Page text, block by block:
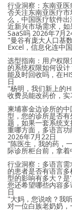
行业洞察：东南亚
否关注东南亚医疗
么，中国医疗软件
近新兴市场需求，
SaaS吗 2026年7月
"曼谷有庞大人口基
Excel，信息化连中
选型指南：用户权
的系统权限如何设
能及时回收吗，在
日
"杨明，我们新上的
收费员能改药价，
柬埔寨金边诊所的
型，您的诊所是否
题，如果一套系统
重哪方面，多语言
2026年7月22日
"陈医生，我的药，
际诊所柜台前，拿
行业洞察：多语言
的患者是否有语言
型的影响有多大？
您还希望哪些内容
日
"大妈，您说啥？我
对一位白族老奶奶